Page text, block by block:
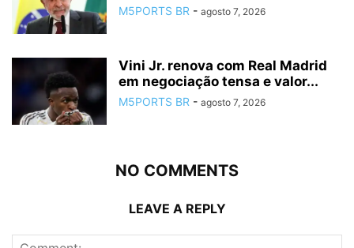
M5PORTS BR - agosto 7, 2026
Vini Jr. renova com Real Madrid
em negociação tensa e valor...
M5PORTS BR - agosto 7, 2026
NO COMMENTS
LEAVE A REPLY